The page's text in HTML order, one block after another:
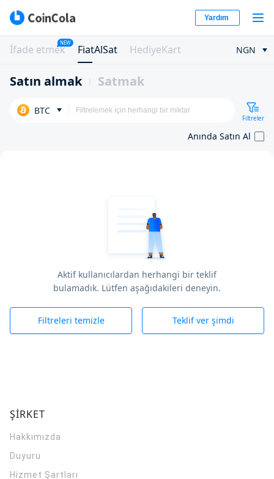
Yardım
İfade etmek
NEW
FiatAlSat HediyeKart NGN
Satın almak Satmak
BTC
Filtreler
Anında Satın Al
Aktif kullanıcılardan herhangi bir teklif
bulamadık. Lütfen aşağıdakileri deneyin.
Filtreleri temizle Teklif ver şimdi
ŞİRKET
Hakkımızda
Duyuru
Hizmet Şartları